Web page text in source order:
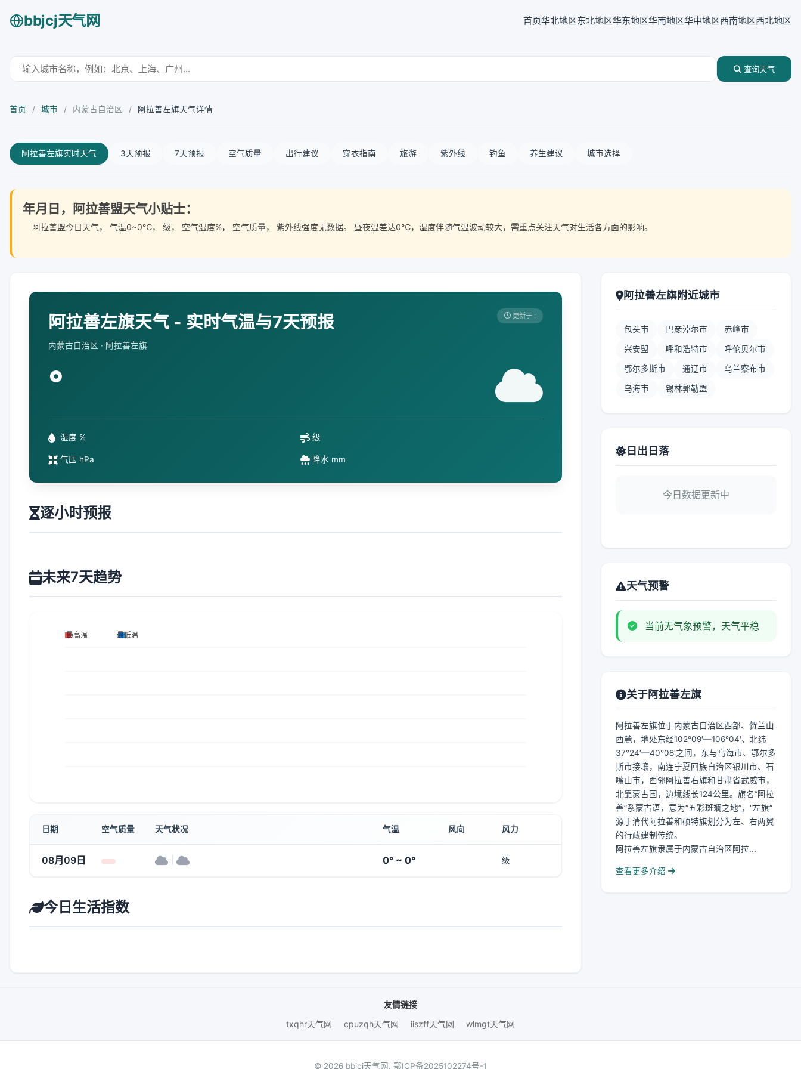
bbjcj天气网 首页华北地区东北地区华东地区华南地区华中地区西南地区西北地区
查询天气
首页 / 城市 / 内蒙古自治区 / 阿拉善左旗天气详情
阿拉善左旗实时天气 3天预报 7天预报 空气质量 出行建议 穿衣指南 旅游 紫外线 钓鱼 养生建议 城市选择
年月日，阿拉善盟天气小贴士：
阿拉善盟今日天气， 气温0~0℃， 级， 空气湿度%， 空气质量， 紫外线强度无数据。 昼夜温差达0℃，湿度伴随气温波动较大，需重点关注天气对生活各方面的影响。
阿拉善左旗天气 - 实时气温与7天预报
内蒙古自治区 · 阿拉善左旗
更新于 :
°
湿度 % 级
气压 hPa 降水 mm
逐小时预报
未来7天趋势
日期 空气质量 天气状况 气温 风向 风力
08月09日 0° ~ 0° 级
今日生活指数
阿拉善左旗附近城市
包头市 巴彦淖尔市 赤峰市
兴安盟 呼和浩特市 呼伦贝尔市
鄂尔多斯市 通辽市 乌兰察布市
乌海市 锡林郭勒盟
日出日落
今日数据更新中
天气预警
当前无气象预警，天气平稳
关于阿拉善左旗
阿拉善左旗位于内蒙古自治区西部、贺兰山
西麓，地处东经102°09′—106°04′、北纬
37°24′—40°08′之间，东与乌海市、鄂尔多
斯市接壤，南连宁夏回族自治区银川市、石
嘴山市，西邻阿拉善右旗和甘肃省武威市，
北靠蒙古国，边境线长124公里。旗名“阿拉
善”系蒙古语，意为“五彩斑斓之地”，“左旗”
源于清代阿拉善和硕特旗划分为左、右两翼
的行政建制传统。
阿拉善左旗隶属于内蒙古自治区阿拉...
查看更多介绍
友情链接
txqhr天气网
cpuzqh天气网 iiszff天气网 wlmgt天气网
© 2026 bbjcj天气网. 鄂ICP备2025102274号-1